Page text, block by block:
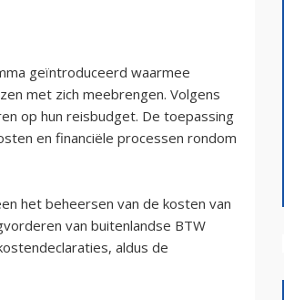
geïntroduceerd waarmee
met zich meebrengen. Volgens
op hun reisbudget. De toepassing
en financiële processen rondom
het beheersen van de kosten van
van buitenlandse BTW
aldus de